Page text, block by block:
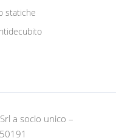
statiche
a socio unico –